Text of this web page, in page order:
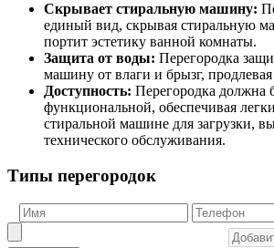
Скрывает стиральную машину:
единый вид, скрывая стиральную
портит эстетику ванной комнаты.
Защита от воды: Перегородка
машину от влаги и брызг,
Доступность: Перегородка должна
функциональной, обеспечивая
стиральной машине для загрузки,
технического обслуживания.
Типы перегородок